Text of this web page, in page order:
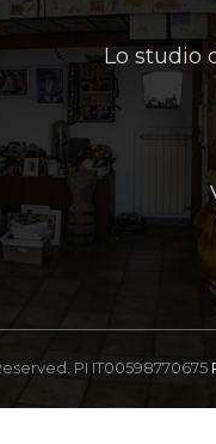
Lo studio
PI IT00598770675